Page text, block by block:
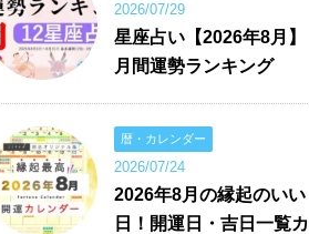
2026/07/29
星座占い【2026年8月】
月間運勢ランキング
暦・カレンダー
2026/07/24
2026年8月の縁起のいい
日！開運日・吉日一覧カ